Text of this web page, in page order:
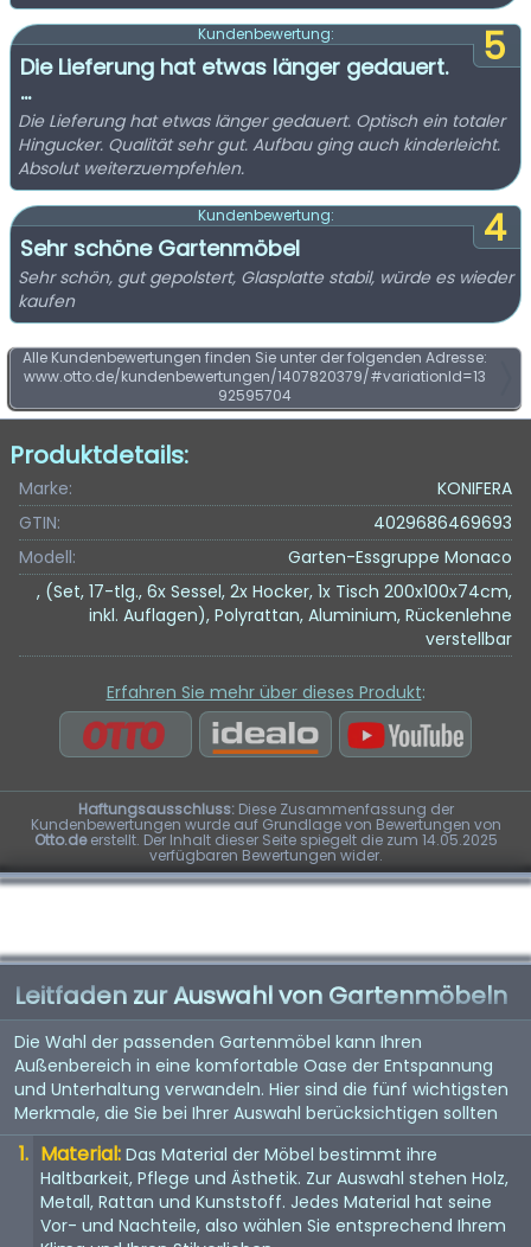
5
Kundenbewertung:
Die Lieferung hat etwas länger gedauert.
...
Die Lieferung hat etwas länger gedauert. Optisch ein totaler
Hingucker. Qualität sehr gut. Aufbau ging auch kinderleicht.
Absolut weiterzuempfehlen.
4
Kundenbewertung:
Sehr schöne Gartenmöbel
Sehr schön, gut gepolstert, Glasplatte stabil, würde es wieder
kaufen
Alle Kundenbewertungen finden Sie unter der folgenden Adresse:
www.otto.de/kundenbewertungen/1407820379/#variationId=13
92595704
Produktdetails:
Marke:
KONIFERA
GTIN:
4029686469693
Modell:
Garten-Essgruppe Monaco
, (Set, 17-tlg., 6x Sessel, 2x Hocker, 1x Tisch 200x100x74cm,
inkl. Auflagen), Polyrattan, Aluminium, Rückenlehne
verstellbar
Erfahren Sie mehr über dieses Produkt:
Haftungsausschluss:Diese Zusammenfassung der
Kundenbewertungen wurde auf Grundlage von Bewertungen von
Otto.deerstellt. Der Inhalt dieser Seite spiegelt die zum 14.05.2025
verfügbaren Bewertungen wider.
Leitfaden zur Auswahl von Gartenmöbeln
Die Wahl der passenden Gartenmöbel kann Ihren
Außenbereich in eine komfortable Oase der Entspannung
und Unterhaltung verwandeln. Hier sind die fünf wichtigsten
Merkmale, die Sie bei Ihrer Auswahl berücksichtigen sollten
Material: Das Material der Möbel bestimmt ihre
Haltbarkeit, Pflege und Ästhetik. Zur Auswahl stehen Holz,
Metall, Rattan und Kunststoff. Jedes Material hat seine
Vor- und Nachteile, also wählen Sie entsprechend Ihrem